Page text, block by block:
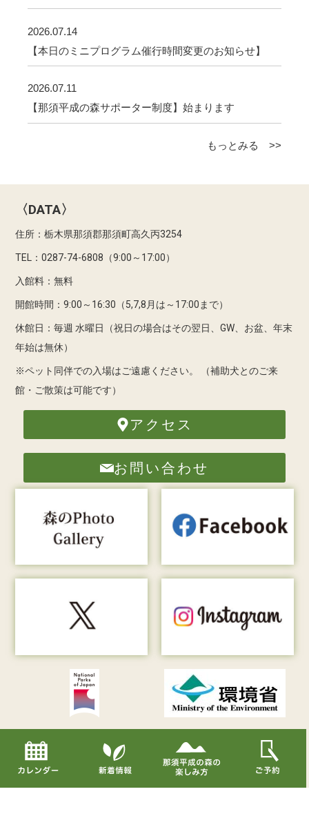
2026.07.14
【本日のミニプログラム催行時間変更のお知らせ】
2026.07.11
【那須平成の森サポーター制度】始まります
もっとみる >>
〈DATA〉
住所：栃木県那須郡那須町高久丙3254
TEL：0287-74-6808（9:00～17:00）
入館料：無料
開館時間：9:00～16:30（5,7,8月は～17:00まで）
休館日：毎週 水曜日（祝日の場合はその翌日、GW、お盆、年末
年始は無休）
※ペット同伴での入場はご遠慮ください。
（補助犬とのご来
館・ご散策は可能です）
アクセス
お問い合わせ